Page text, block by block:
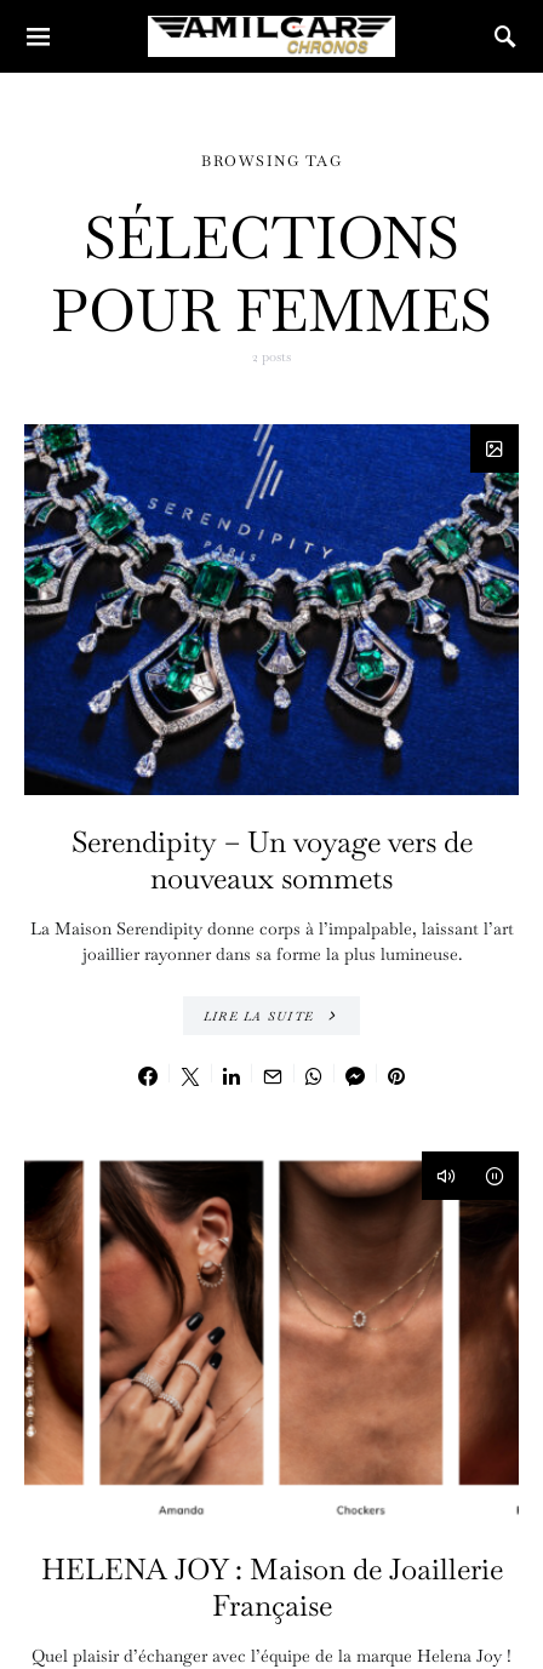
BROWSING TAG
SÉLECTIONS
POUR FEMMES
2 posts
Serendipity – Un voyage vers de
nouveaux sommets
La Maison Serendipity donne corps à l’impalpable, laissant l’art
joaillier rayonner dans sa forme la plus lumineuse.
LIRE LA SUITE
HELENA JOY : Maison de Joaillerie
Française
Quel plaisir d’échanger avec l’équipe de la marque Helena Joy !